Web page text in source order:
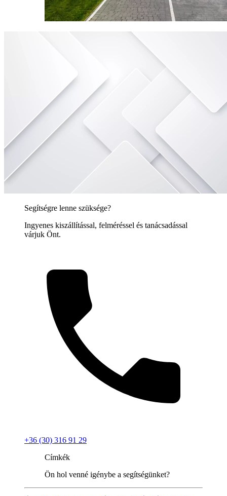
Segítségre lenne szüksége?
Ingyenes kiszállítással, felméréssel és tanácsadással
várjuk Önt.
+36 (30) 316 91 29
Címkék
Ön hol venné igénybe a segítségünket?